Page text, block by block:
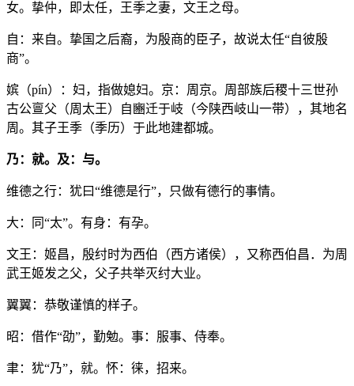
女。挚仲，即太任，王季之妻，文王之母。
自：来自。挚国之后裔，为殷商的臣子，故说太任“自彼殷
商”。
嫔（pín）：妇，指做媳妇。京：周京。周部族后稷十三世孙
古公亶父（周太王）自豳迁于岐（今陕西岐山一带），其地名
周。其子王季（季历）于此地建都城。
乃：就。及：与。
维德之行：犹曰“维德是行”，只做有德行的事情。
大：同“太”。有身：有孕。
文王：姬昌，殷纣时为西伯（西方诸侯），又称西伯昌．为周
武王姬发之父，父子共举灭纣大业。
翼翼：恭敬谨慎的样子。
昭：借作“劭”，勤勉。事：服事、侍奉。
聿：犹“乃”，就。怀：徕，招来。